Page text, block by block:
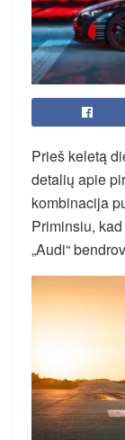
Prieš keletą
detalių apie
kombinacija
Priminsiu, kad
„Audi“